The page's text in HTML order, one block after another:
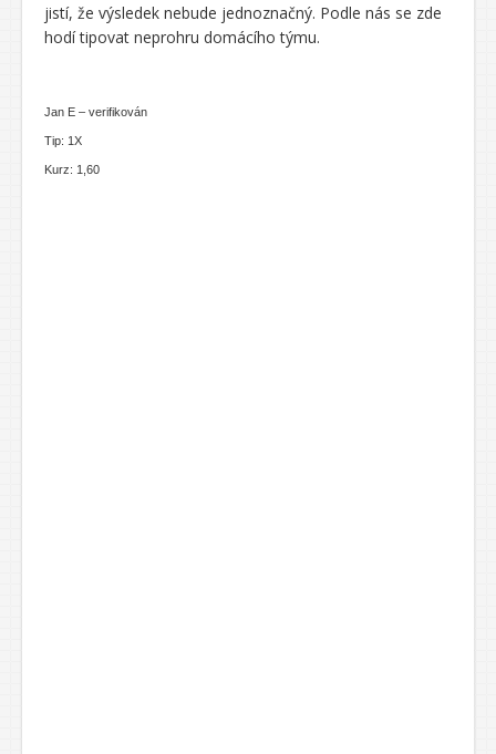
jistí, že výsledek nebude jednoznačný. Podle nás se zde
hodí tipovat neprohru domácího týmu.
Jan E – verifikován
Tip: 1X
Kurz: 1,60